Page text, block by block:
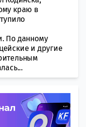
краю в
По данному
и другие